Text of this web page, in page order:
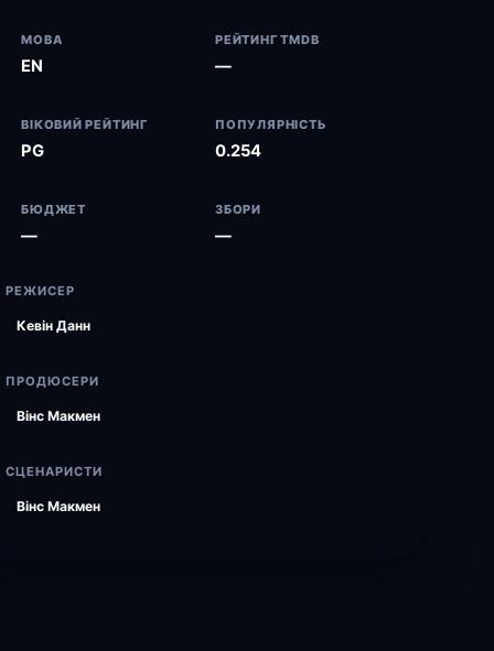
МОВА
EN
РЕЙТИНГ TMDB
—
ВІКОВИЙ РЕЙТИНГ
PG
ПОПУЛЯРНІСТЬ
0.254
БЮДЖЕТ
—
ЗБОРИ
—
РЕЖИСЕР
Кевін Данн
ПРОДЮСЕРИ
Вінс Макмен
СЦЕНАРИСТИ
Вінс Макмен